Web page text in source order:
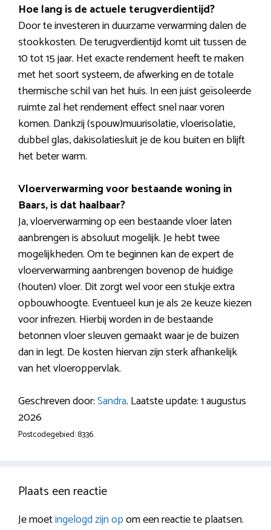
Hoe lang is de actuele terugverdientijd?
Door te investeren in duurzame verwarming dalen de
stookkosten. De terugverdientijd komt uit tussen de
10 tot 15 jaar. Het exacte rendement heeft te maken
met het soort systeem, de afwerking en de totale
thermische schil van het huis. In een juist geïsoleerde
ruimte zal het rendement effect snel naar voren
komen. Dankzij (spouw)muurisolatie, vloerisolatie,
dubbel glas, dakisolatiesluit je de kou buiten en blijft
het beter warm.
Vloerverwarming voor bestaande woning in
Baars, is dat haalbaar?
Ja, vloerverwarming op een bestaande vloer laten
aanbrengen is absoluut mogelijk. Je hebt twee
mogelijkheden. Om te beginnen kan de expert de
vloerverwarming aanbrengen bovenop de huidige
(houten) vloer. Dit zorgt wel voor een stukje extra
opbouwhoogte. Eventueel kun je als 2e keuze kiezen
voor infrezen. Hierbij worden in de bestaande
betonnen vloer sleuven gemaakt waar je de buizen
dan in legt. De kosten hiervan zijn sterk afhankelijk
van het vloeroppervlak.
Geschreven door:Sandra. Laatste update: 1 augustus
2026
Postcodegebied: 8336.
Plaats een reactie
Je moetingelogd zijn opom een reactie te plaatsen.